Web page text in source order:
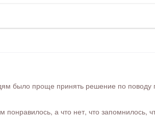
было проще принять решение по поводу
а что нет, что